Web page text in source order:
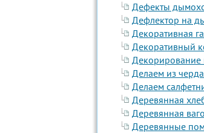
Дефекты
Дефлектор на
Декоративная
Декоративный
Декорирование
Делаем из
Делаем
Деревянная
Деревянная
Деревянные